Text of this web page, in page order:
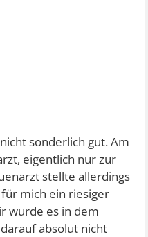
sonderlich gut. Am
eigentlich nur zur
stellte allerdings
mich ein riesiger
wurde es in dem
absolut nicht